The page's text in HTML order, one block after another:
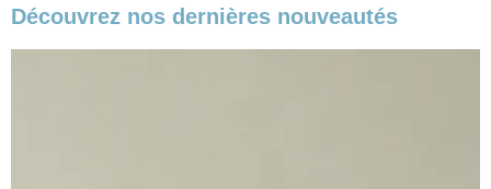
Découvrez nos dernières nouveautés